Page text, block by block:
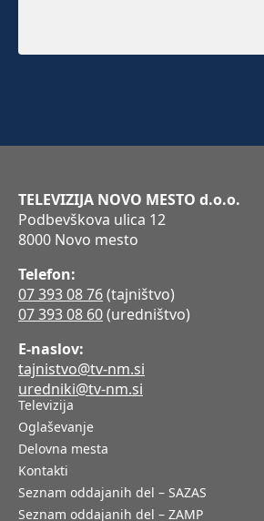
TELEVIZIJA NOVO MESTO d.o.o.
Podbevškova ulica 12
8000 Novo mesto
Telefon:
07 393 08 76(tajništvo)
07 393 08 60(uredništvo)
E-naslov:
tajnistvo@tv-nm.si
uredniki@tv-nm.si
Televizija
Oglaševanje
Delovna mesta
Kontakti
Seznam oddajanih del – SAZAS
Seznam oddajanih del – ZAMP